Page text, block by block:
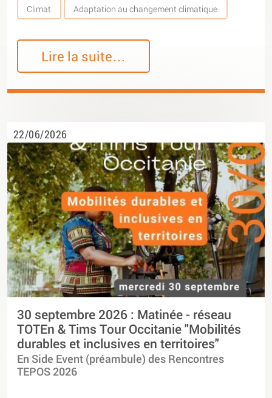
Climat Adaptation au changement climatique
Lire la suite…
22/06/2026
30 septembre 2026 : Matinée - réseau
TOTEn & Tims Tour Occitanie "Mobilités
durables et inclusives en territoires"
En Side Event (préambule) des Rencontres
TEPOS 2026